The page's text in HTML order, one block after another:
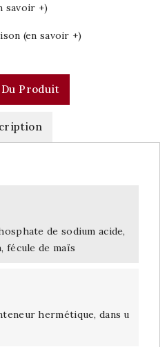
savoir +)
(en savoir +)
Produit
de sodium acide,
fécule de maïs
hermétique, dans u